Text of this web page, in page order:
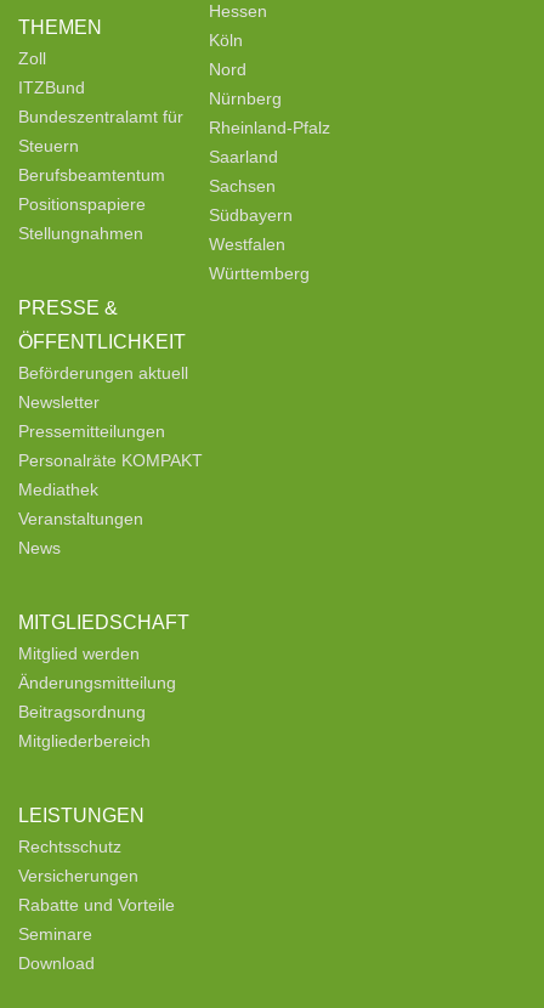
THEMEN
Zoll
ITZBund
Bundeszentralamt für
Steuern
Berufsbeamtentum
Positionspapiere
Stellungnahmen
PRESSE &
ÖFFENTLICHKEIT
Beförderungen aktuell
Newsletter
Pressemitteilungen
Personalräte KOMPAKT
Mediathek
Veranstaltungen
News
MITGLIEDSCHAFT
Mitglied werden
Änderungsmitteilung
Beitragsordnung
Mitgliederbereich
LEISTUNGEN
Rechtsschutz
Versicherungen
Rabatte und Vorteile
Seminare
Download
Hessen
Köln
Nord
Nürnberg
Rheinland-Pfalz
Saarland
Sachsen
Südbayern
Westfalen
Württemberg